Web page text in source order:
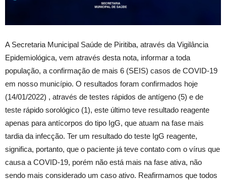
A Secretaria Municipal Saúde de Piritiba, através da Vigilância
Epidemiológica, vem através desta nota, informar a toda
população, a confirmação de mais 6 (SEIS) casos de COVID-19
em nosso município. O resultados foram confirmados hoje
(14/01/2022) , através de testes rápidos de antígeno (5) e de
teste rápido sorológico (1), este último teve resultado reagente
apenas para antícorpos do tipo IgG, que atuam na fase mais
tardia da infecção. Ter um resultado do teste IgG reagente,
significa, portanto, que o paciente já teve contato com o vírus que
causa a COVID-19, porém não está mais na fase ativa, não
sendo mais considerado um caso ativo. Reafirmamos que todos